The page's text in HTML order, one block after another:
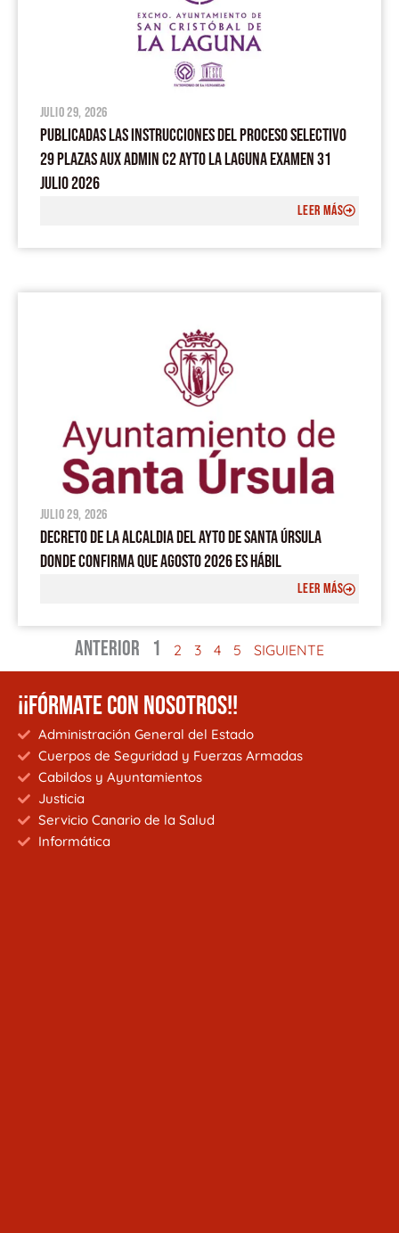
julio 29, 2026
PUBLICADAS LAS INSTRUCCIONES DEL PROCESO SELECTIVO
29 PLAZAS AUX ADMIN C2 AYTO LA LAGUNA EXAMEN 31
JULIO 2026
LEER MÁS
julio 29, 2026
DECRETO DE LA ALCALDIA DEL AYTO DE SANTA ÚRSULA
DONDE CONFIRMA QUE AGOSTO 2026 ES HÁBIL
LEER MÁS
ANTERIOR 1 2 3 4 5 SIGUIENTE
¡¡FÓRMATE CON NOSOTROS!!
Administración General del Estado
Cuerpos de Seguridad y Fuerzas Armadas
Cabildos y Ayuntamientos
Justicia
Servicio Canario de la Salud
Informática